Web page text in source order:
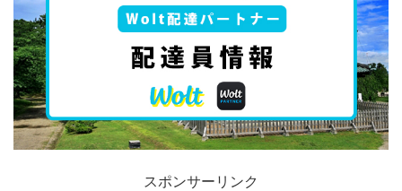
スポンサーリンク